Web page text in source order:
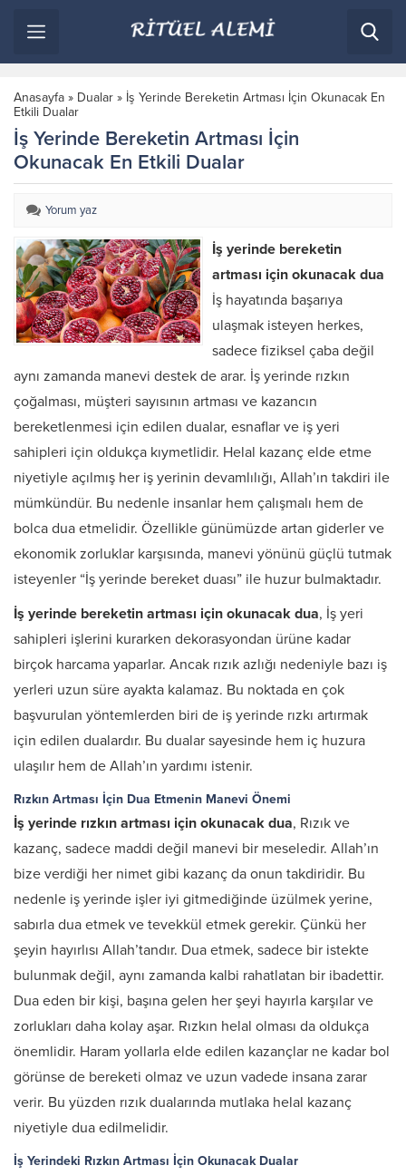
Anasayfa » Dualar » İş Yerinde Bereketin Artması İçin Okunacak En
Etkili Dualar
İş Yerinde Bereketin Artması İçin
Okunacak En Etkili Dualar
Yorum yaz
İş yerinde bereketin
artması için okunacak dua
İş hayatında başarıya
ulaşmak isteyen herkes,
sadece fiziksel çaba değil
aynı zamanda manevi destek de arar. İş yerinde rızkın
çoğalması, müşteri sayısının artması ve kazancın
bereketlenmesi için edilen dualar, esnaflar ve iş yeri
sahipleri için oldukça kıymetlidir. Helal kazanç elde etme
niyetiyle açılmış her iş yerinin devamlılığı, Allah’ın takdiri ile
mümkündür. Bu nedenle insanlar hem çalışmalı hem de
bolca dua etmelidir. Özellikle günümüzde artan giderler ve
ekonomik zorluklar karşısında, manevi yönünü güçlü tutmak
isteyenler “İş yerinde bereket duası” ile huzur bulmaktadır.
İş yerinde bereketin artması için okunacak dua, İş yeri
sahipleri işlerini kurarken dekorasyondan ürüne kadar
birçok harcama yaparlar. Ancak rızık azlığı nedeniyle bazı iş
yerleri uzun süre ayakta kalamaz. Bu noktada en çok
başvurulan yöntemlerden biri de iş yerinde rızkı artırmak
için edilen dualardır. Bu dualar sayesinde hem iç huzura
ulaşılır hem de Allah’ın yardımı istenir.
Rızkın Artması İçin Dua Etmenin Manevi Önemi
İş yerinde rızkın artması için okunacak dua, Rızık ve
kazanç, sadece maddi değil manevi bir meseledir. Allah’ın
bize verdiği her nimet gibi kazanç da onun takdiridir. Bu
nedenle iş yerinde işler iyi gitmediğinde üzülmek yerine,
sabırla dua etmek ve tevekkül etmek gerekir. Çünkü her
şeyin hayırlısı Allah’tandır. Dua etmek, sadece bir istekte
bulunmak değil, aynı zamanda kalbi rahatlatan bir ibadettir.
Dua eden bir kişi, başına gelen her şeyi hayırla karşılar ve
zorlukları daha kolay aşar. Rızkın helal olması da oldukça
önemlidir. Haram yollarla elde edilen kazançlar ne kadar bol
görünse de bereketi olmaz ve uzun vadede insana zarar
verir. Bu yüzden rızık dualarında mutlaka helal kazanç
niyetiyle dua edilmelidir.
İş Yerindeki Rızkın Artması İçin Okunacak Dualar